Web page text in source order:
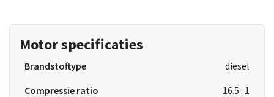
Motor specificaties
Brandstoftype
diesel
Compressie ratio
16.5 : 1